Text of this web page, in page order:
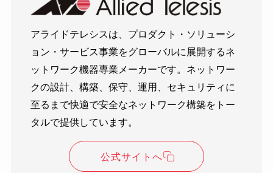
アライドテレシスは、プロダクト・ソリューシ
ョン・サービス事業をグローバルに展開するネ
ットワーク機器専業メーカーです。ネットワー
クの設計、構築、保守、運用、セキュリティに
至るまで快適で安全なネットワーク構築をトー
タルで提供しています。
公式サイトへ